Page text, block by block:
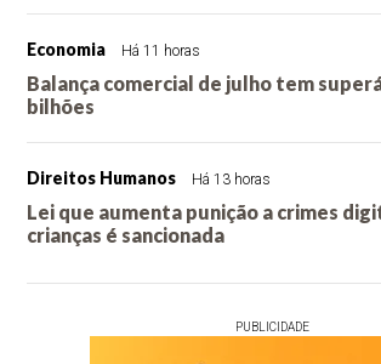
Economia Há 11 horas
Balança comercial de julho tem
bilhões
Direitos Humanos Há 13 horas
Lei que aumenta punição a crimes
crianças é sancionada
PUBLICIDADE